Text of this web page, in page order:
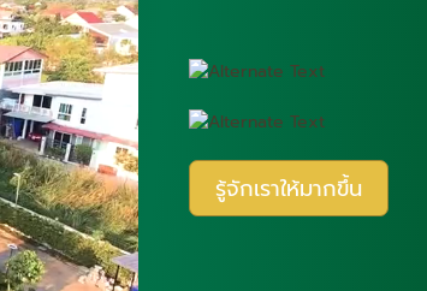
รู้จักเราให้มากขึ้น